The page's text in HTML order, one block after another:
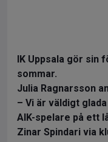
IK Uppsala gör sin
sommar.
Julia Ragnarsson
– Vi är väldigt
AIK-spelare på ett
Zinar Spindari via